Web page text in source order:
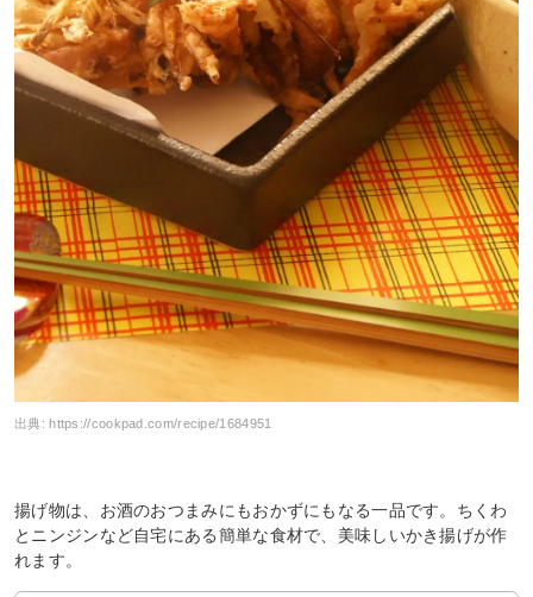
出典:https://cookpad.com/recipe/1684951
揚げ物は、お酒のおつまみにもおかずにもなる一品です。ちくわ
とニンジンなど自宅にある簡単な食材で、美味しいかき揚げが作
れます。